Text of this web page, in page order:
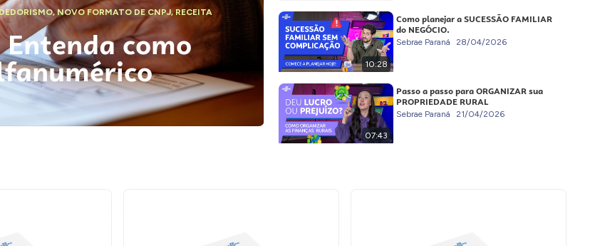
,NOVO FORMATO DE CNPJ,RECEITA
como
10:28
Como planejar a SUCESSÃO FAMILIAR
do NEGÓCIO.
Sebrae Paraná 28/04/2026
07:43
Passo a passo para ORGANIZAR sua
PROPRIEDADE RURAL
Sebrae Paraná 21/04/2026